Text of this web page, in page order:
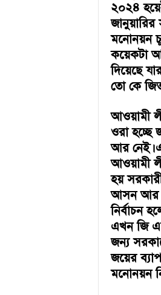
২০২৪
মনোনয়ন
কয়েকটা
দিয়েছে
তো কে
আওয়ামী
ওরা হচ্ছে
আর নেই।
আওয়ামী
হয়
আসন আর
নির্বাচন
এখন জি
জন্য
জয়ের
মনোনয়ন